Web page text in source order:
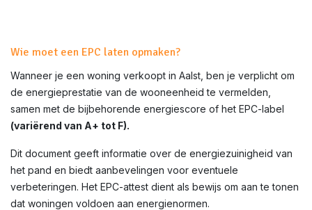
Wie moet een EPC laten opmaken?
Wanneer je een woning verkoopt in Aalst, ben je verplicht om
de energieprestatie van de wooneenheid te vermelden,
samen met de bijbehorende energiescore of het EPC-label
(variërend van A+ tot F).
Dit document geeft informatie over de energiezuinigheid van
het pand en biedt aanbevelingen voor eventuele
verbeteringen. Het EPC-attest dient als bewijs om aan te tonen
dat woningen voldoen aan energienormen.